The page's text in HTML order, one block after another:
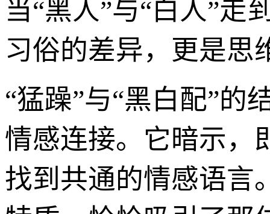
当“黑人”与“白人”走
习俗的差异，更是思
“猛躁”与“黑白配”的
情感连接。它暗示，
找到共通的情感语言